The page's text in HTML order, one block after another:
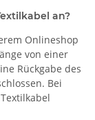
an?
Onlineshop
von einer
Rückgabe des
Bei